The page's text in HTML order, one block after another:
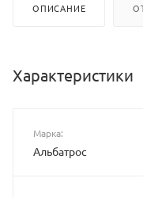
ОПИСАНИЕ
Характеристики
Марка:
Альбатрос